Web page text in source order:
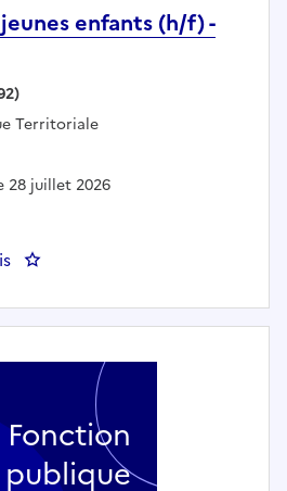
enfants (h/f) -
:Territoriale
28 juillet 2026
: Educateur de jeunes enfants
Fonction
publique